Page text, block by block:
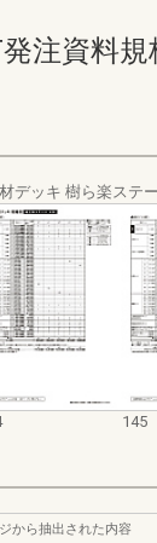
発注資料
デッキ 樹ら楽ステ
145
から抽出された内容